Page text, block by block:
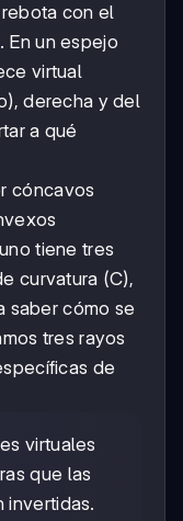
con el
En un espejo
virtual
derecha y del
a qué
cóncavos
tiene tres
curvatura (C),
saber cómo se
tres rayos
de
virtuales
que las
invertidas.